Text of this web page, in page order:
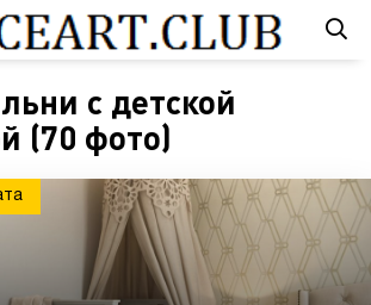
с детской
(70 фото)